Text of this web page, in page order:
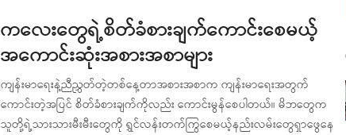
ကလေးတွေရဲ့စိတ်ခံစားချက်ကောင်းစေမယ့်
အကောင်းဆုံးအစားအစာများ
ကျန်းမာရေးနဲ့ညီညွှတ်တဲ့တစ်နေ့တာအစားအစာက ကျန်းမာရေးအတွက်
ကောင်းတဲ့အပြင် စိတ်ခံစားချက်ကိုလည်း ကောင်းမွန်စေပါတယ်။ မိဘတွေက
သူတို့ရဲ့သားသားမီးမီးတွေကို ရွှင်လန်းတက်ကြွစေမယ့်နည်းလမ်းတွေရှာဖွေနေ